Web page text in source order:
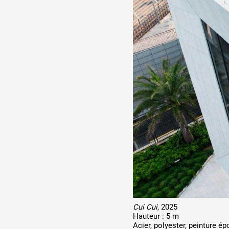
Cui Cui, 2025
Hauteur : 5 m
Acier, polyester, peinture